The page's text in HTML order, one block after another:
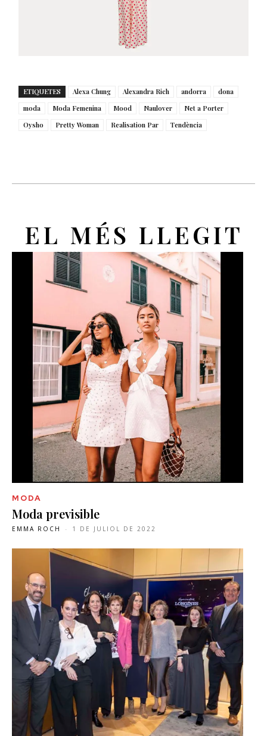
ETIQUETES Alexa Chung Alexandra Rich andorra
dona
moda
Moda Femenina Mood Naulover
Net a Porter
Oysho
Pretty Woman Realisation Par Tendència
EL MÉS LLEGIT
MODA
Moda previsible
EMMA ROCH - 1 DE JULIOL DE 2022